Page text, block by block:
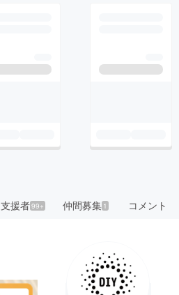
支援者99+ 仲間募集 1 コメント